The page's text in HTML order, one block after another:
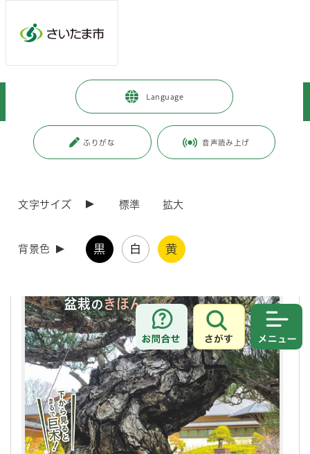
Language
ふりがな 音声読み上げ
文字サイズ 標準 拡大
背景色 黒 白 黄
お問合せ
さがす
市政情報 広報・報道 > 市報さいたま
以前の市報さいたま
更新日付：2025年2月27日 / ページ番号：C119576